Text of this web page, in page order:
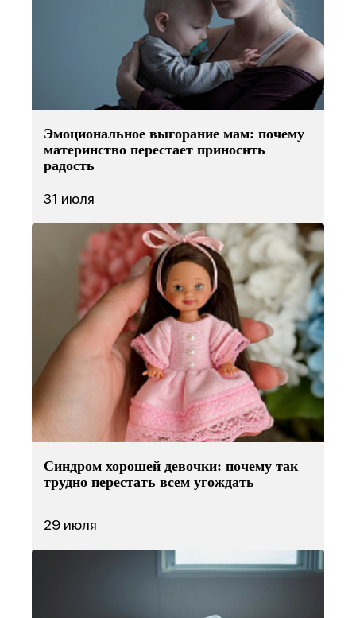
Эмоциональное выгорание мам: почему
материнство перестает приносить
радость
31 июля
Синдром хорошей девочки: почему так
трудно перестать всем угождать
29 июля